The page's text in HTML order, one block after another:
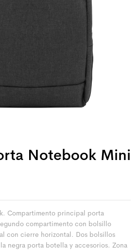
Notebook Mini
Compartimento principal porta
compartimento con bolsillo
con cierre horizontal. Dos bolsillos
negra porta botella y accesorios. Zona